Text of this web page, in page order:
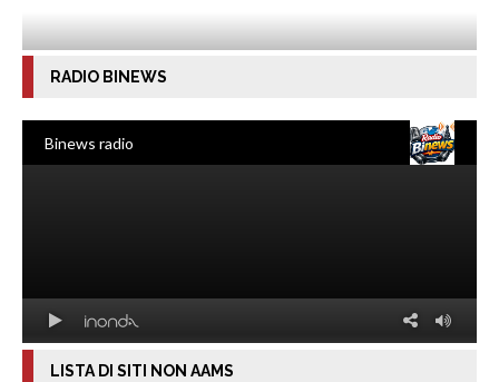
RADIO BINEWS
LISTA DI SITI NON AAMS